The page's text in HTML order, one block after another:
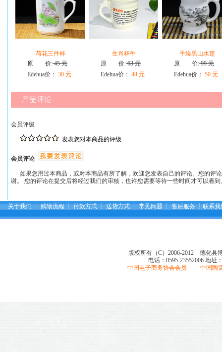
荷花三件杯
原 价:45 元
Edehua价： 30 元
生肖杯牛
原 价:63 元
Edehua价： 48 元
手绘黑山水莲
原 价:99 元
Edehua价： 50 元
会员评级
发表您对本商品的评级
会员评论
如果您用过本商品，或对本商品有所了解，欢迎您发表自己的评论。您的评
谢。 您的评论在提交后将经过我们的审核，也许您需要等待一些时间才可以看
关于我们 ┆ 购物流程 ┆ 付款方式 ┆ 送货方式 ┆ 常见问题 ┆ 售后服务 ┆ 联系我
版权所有（C）2006-2012 德化县
电话：0595-23552006 地址
中国电子商务协会会员 中国陶